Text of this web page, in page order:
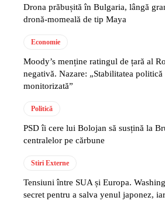
Drona prăbușită în Bulgaria, lângă
dronă-momeală de tip Maya
Economie
Moody’s menține ratingul de țară al
negativă. Nazare: „Stabilitatea politică
monitorizată”
Politică
PSD îi cere lui Bolojan să susțină la
centralelor pe cărbune
Stiri Externe
Tensiuni între SUA și Europa.
secret pentru a salva yenul japonez,